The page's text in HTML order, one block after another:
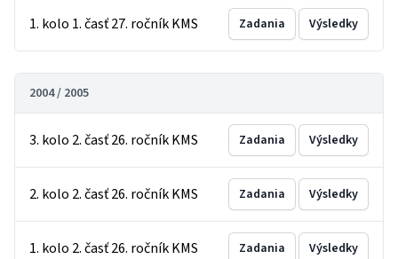
1. kolo 1. časť 27. ročník KMS Zadania Výsledky
2004 / 2005
3. kolo 2. časť 26. ročník KMS Zadania Výsledky
2. kolo 2. časť 26. ročník KMS Zadania Výsledky
1. kolo 2. časť 26. ročník KMS Zadania Výsledky